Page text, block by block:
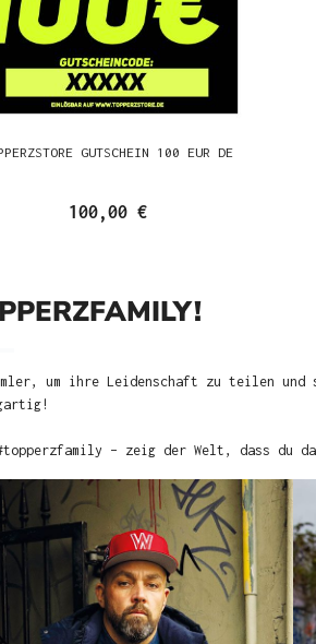
GUTSCHEIN 100 EUR DE
100,00 €
um ihre Leidenschaft zu teilen und
– zeig der Welt, dass du